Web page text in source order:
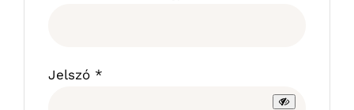
Jelszó *